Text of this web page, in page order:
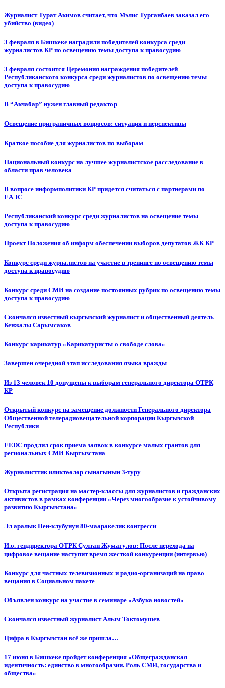
Журналист Турат Акимов считает, что Мэлис Турганбаев заказал его
убийство (видео)
3 февраля в Бишкеке наградили победителей конкурса среди
журналистов КР по освещению темы доступа к правосудию
3 февраля состоится Церемония награждения победителей
Республиканского конкурса среди журналистов по освещению темы
доступа к правосудию
В “Акчабар” нужен главный редактор
Освещение приграничных вопросов: ситуация и перспективы
Краткое пособие для журналистов по выборам
Национальный конкурс на лучшее журналистское расследование в
области прав человека
В вопросе информполитики КР придется считаться с партнерами по
ЕАЭС
Республиканский конкурс среди журналистов на освещение темы
доступа к правосудию
Проект Положения об информ обеспечении выборов депутатов ЖК КР
Конкурс среди журналистов на участие в тренинге по освещению темы
доступа к правосудию
Конкурс среди СМИ на создание постоянных рубрик по освещению темы
доступа к правосудию
Скончался известный кыргызский журналист и общественный деятель
Кенжалы Сарымсаков
Конкурс карикатур «Карикатуристы о свободе слова»
Завершен очередной этап исследования языка вражды
Из 13 человек 10 допущены к выборам генерального директора ОТРК
КР
Открытый конкурс на замещение должности Генерального директора
Общественной телерадиовещательной корпорации Кыргызской
Республики
EEDC продлил срок приема заявок в конкурсе малых грантов для
региональных СМИ Кыргызстана
Журналисттик иликтөөлөр сынагынын 3-туру
Открыта регистрация на мастер-классы для журналистов и гражданских
активистов в рамках конференции «Через многообразие к устойчивому
развитию Кыргызстана»
Эл аралык Пен-клубунун 80-мааракелик конгресси
И.о. гендиректора ОТРК Султан Жумагулов: После перехода на
цифровое вещание наступит время жесткой конкуренции (интервью)
Конкурс для частных телевизионных и радио-организаций на право
вещания в Социальном пакете
Объявлен конкурс на участие в семинаре «Азбука новостей»
Cкончался известный журналист Алым Токтомушев
Цифра в Кыргызстан всё же пришла…
17 июня в Бишкеке пройдет конференция «Общегражданская
идентичность: единство в многообразии. Роль СМИ, государства и
общества»